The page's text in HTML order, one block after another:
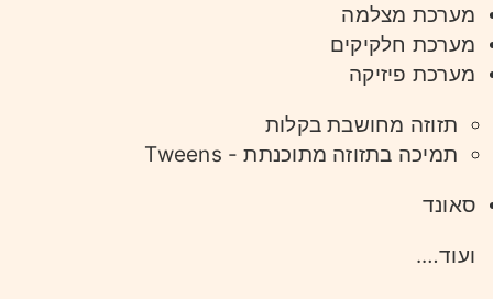
מערכת מצלמה
מערכת חלקיקים
מערכת פיזיקה
תזוזה מחושבת בקלות
תמיכה בתזוזה מתוכנתת - Tweens
סאונד
ועוד….